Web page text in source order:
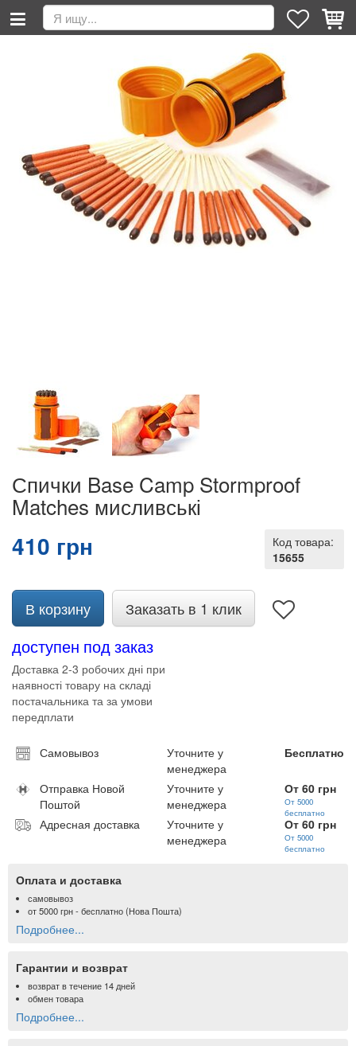
Спички Base Camp Stormproof
Matches мисливські
Код товара:
15655
410 грн
В корзину Заказать в 1 клик
доступен под заказ
Доставка 2-3 робочих дні при
наявності товару на складі
постачальника та за умови
передплати
Самовывоз
Уточните у
менеджера
Бесплатно
Отправка Новой
Поштой
Уточните у
менеджера
От 60 грн
От 5000
бесплатно
Адресная доставка
Уточните у
менеджера
От 60 грн
От 5000
бесплатно
Оплата и доставка
самовывоз
от5000 грн- бесплатно (Нова Пошта)
Подробнее...
Гарантии и возврат
возврат в течение 14 дней
обмен товара
Подробнее...